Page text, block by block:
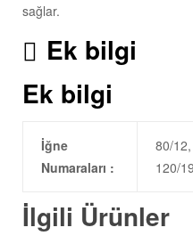
sağlar.
Ek bilgi
Ek bilgi
İğne
Numaraları :
80/
120/
İlgili Ürünler